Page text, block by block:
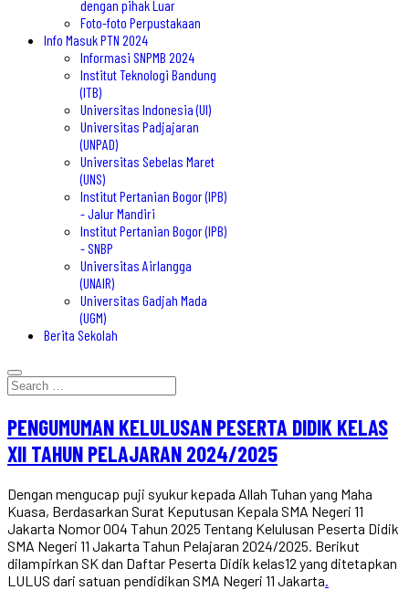
dengan pihak Luar
Foto-foto Perpustakaan
Info Masuk PTN 2024
Informasi SNPMB 2024
Institut Teknologi Bandung
(ITB)
Universitas Indonesia (UI)
Universitas Padjajaran
(UNPAD)
Universitas Sebelas Maret
(UNS)
Institut Pertanian Bogor (IPB)
- Jalur Mandiri
Institut Pertanian Bogor (IPB)
- SNBP
Universitas Airlangga
(UNAIR)
Universitas Gadjah Mada
(UGM)
Berita Sekolah
PENGUMUMAN KELULUSAN PESERTA DIDIK KELAS
XII TAHUN PELAJARAN 2024/2025
Dengan mengucap puji syukur kepada Allah Tuhan yang Maha
Kuasa, Berdasarkan Surat Keputusan Kepala SMA Negeri 11
Jakarta Nomor 004 Tahun 2025 Tentang Kelulusan Peserta Didik
SMA Negeri 11 Jakarta Tahun Pelajaran 2024/2025. Berikut
dilampirkan SK dan Daftar Peserta Didik kelas12 yang ditetapkan
LULUS dari satuan pendidikan SMA Negeri 11 Jakarta.